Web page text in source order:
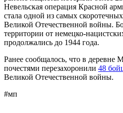
Невельская операция Красной
стала одной из самых
Великой Отечественной войны.
территории от немецко-
продолжались до 1944 года.
Ранее сообщалось, что в деревне
почестями перезахоронили 48
Великой Отечественной войны.
#мп